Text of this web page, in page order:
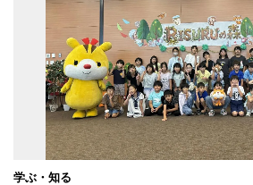
学ぶ・知る